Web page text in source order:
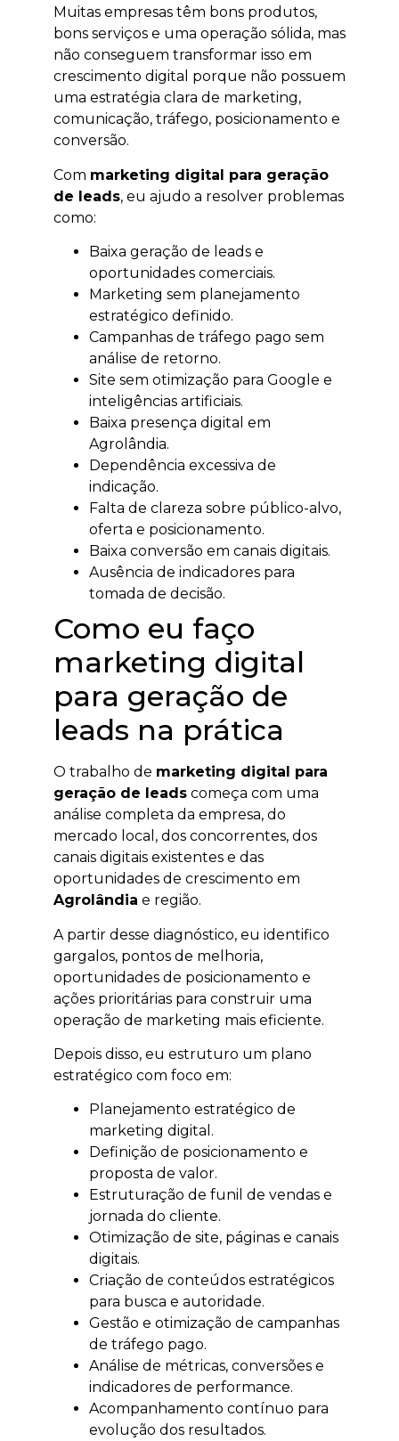
Muitas empresas têm bons produtos,
bons serviços e uma operação sólida, mas
não conseguem transformar isso em
crescimento digital porque não possuem
uma estratégia clara de marketing,
comunicação, tráfego, posicionamento e
conversão.
Com marketing digital para geração
de leads, eu ajudo a resolver problemas
como:
Baixa geração de leads e
oportunidades comerciais.
Marketing sem planejamento
estratégico definido.
Campanhas de tráfego pago sem
análise de retorno.
Site sem otimização para Google e
inteligências artificiais.
Baixa presença digital em
Agrolândia.
Dependência excessiva de
indicação.
Falta de clareza sobre público-alvo,
oferta e posicionamento.
Baixa conversão em canais digitais.
Ausência de indicadores para
tomada de decisão.
Como eu faço
marketing digital
para geração de
leads na prática
O trabalho de marketing digital para
geração de leads começa com uma
análise completa da empresa, do
mercado local, dos concorrentes, dos
canais digitais existentes e das
oportunidades de crescimento em
Agrolândia e região.
A partir desse diagnóstico, eu identifico
gargalos, pontos de melhoria,
oportunidades de posicionamento e
ações prioritárias para construir uma
operação de marketing mais eficiente.
Depois disso, eu estruturo um plano
estratégico com foco em:
Planejamento estratégico de
marketing digital.
Definição de posicionamento e
proposta de valor.
Estruturação de funil de vendas e
jornada do cliente.
Otimização de site, páginas e canais
digitais.
Criação de conteúdos estratégicos
para busca e autoridade.
Gestão e otimização de campanhas
de tráfego pago.
Análise de métricas, conversões e
indicadores de performance.
Acompanhamento contínuo para
evolução dos resultados.